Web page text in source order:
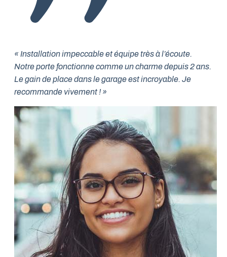
« Installation impeccable et équipe très à l’écoute.
Notre porte fonctionne comme un charme depuis 2 ans.
Le gain de place dans le garage est incroyable. Je
recommande vivement ! »